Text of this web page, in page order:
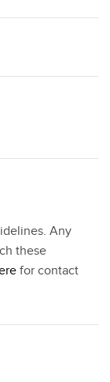
Any
these
for contact